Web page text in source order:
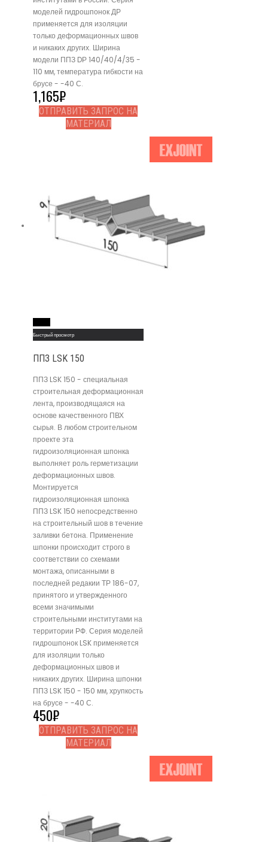
моделей гидрошпонок ДР
применяется для изоляции
только деформационных швов
и никаких других. Ширина
модели ППЗ DР 140/40/4/35 -
110 мм, температура гибкости на
брусе - -40 С.
1,165₽
ОТПРАВИТЬ ЗАПРОС НА
МАТЕРИАЛ
Быстрый просмотр
ППЗ LSK 150
ППЗ LSK 150 - специальная
строительная деформационная
лента, производящаяся на
основе качественного ПВХ
сырья. В любом строительном
проекте эта
гидроизоляционная шпонка
выполняет роль герметизации
деформационных швов.
Монтируется
гидроизоляционная шпонка
ППЗ LSK 150 непосредственно
на строительный шов в течение
заливки бетона. Применение
шпонки происходит строго в
соответствии со схемами
монтажа, описанными в
последней редакии ТР 186-07,
принятого и утвержденного
всеми значимыми
строительными институтами на
территории РФ. Серия моделей
гидрошпонок LSK применяется
для изоляции только
деформационных швов и
никаких других. Ширина шпонки
ППЗ LSK 150 - 150 мм, хрупкость
на брусе - -40 С.
450₽
ОТПРАВИТЬ ЗАПРОС НА
МАТЕРИАЛ